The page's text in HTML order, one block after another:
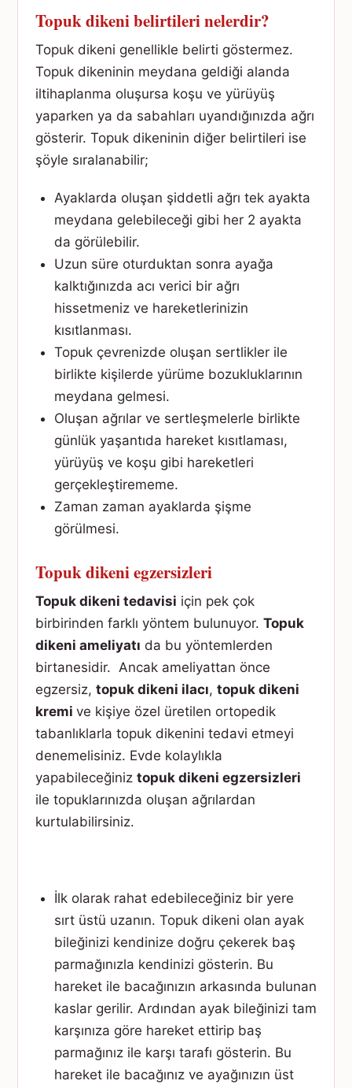
Topuk dikeni belirtileri nelerdir?
Topuk dikeni genellikle belirti göstermez.
Topuk dikeninin meydana geldiği alanda
iltihaplanma oluşursa koşu ve yürüyüş
yaparken ya da sabahları uyandığınızda ağrı
gösterir. Topuk dikeninin diğer belirtileri ise
şöyle sıralanabilir;
Ayaklarda oluşan şiddetli ağrı tek ayakta
meydana gelebileceği gibi her 2 ayakta
da görülebilir.
Uzun süre oturduktan sonra ayağa
kalktığınızda acı verici bir ağrı
hissetmeniz ve hareketlerinizin
kısıtlanması.
Topuk çevrenizde oluşan sertlikler ile
birlikte kişilerde yürüme bozukluklarının
meydana gelmesi.
Oluşan ağrılar ve sertleşmelerle birlikte
günlük yaşantıda hareket kısıtlaması,
yürüyüş ve koşu gibi hareketleri
gerçekleştirememe.
Zaman zaman ayaklarda şişme
görülmesi.
Topuk dikeni egzersizleri
Topuk dikeni tedavisi için pek çok
birbirinden farklı yöntem bulunuyor. Topuk
dikeni ameliyatı da bu yöntemlerden
birtanesidir. Ancak ameliyattan önce
egzersiz, topuk dikeni ilacı, topuk dikeni
kremi ve kişiye özel üretilen ortopedik
tabanlıklarla topuk dikenini tedavi etmeyi
denemelisiniz. Evde kolaylıkla
yapabileceğiniz topuk dikeni egzersizleri
ile topuklarınızda oluşan ağrılardan
kurtulabilirsiniz.
İlk olarak rahat edebileceğiniz bir yere
sırt üstü uzanın. Topuk dikeni olan ayak
bileğinizi kendinize doğru çekerek baş
parmağınızla kendinizi gösterin. Bu
hareket ile bacağınızın arkasında bulunan
kaslar gerilir. Ardından ayak bileğinizi tam
karşınıza göre hareket ettirip baş
parmağınız ile karşı tarafı gösterin. Bu
hareket ile bacağınız ve ayağınızın üst